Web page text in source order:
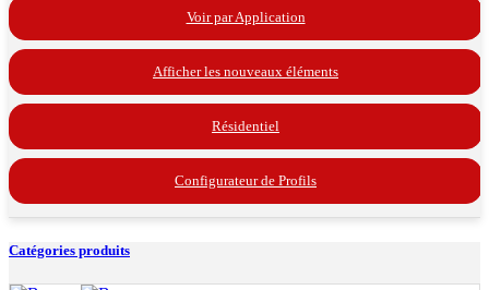
Voir par Application
Afficher les nouveaux éléments
Résidentiel
Configurateur de Profils
Catégories produits